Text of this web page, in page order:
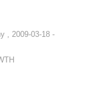
, 2009-03-18 -